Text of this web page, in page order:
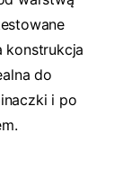
konstrukcja
do
i po